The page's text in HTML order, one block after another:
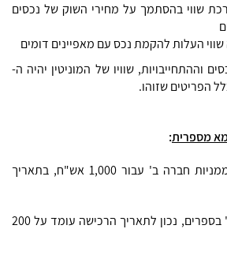
שווי בהסתמך על מחירי השוק של נכסים
העלות להקמת נכס עם מאפיינים דומים
וההתחייבויות, שוויו של המוניטין יהיה ה-
מספרית:
חברה א' רכשה 100% ממניות חברה ב' עבור 1,000 אש"ח, בתאריך
הונה העצמי של חברה ב' בספרים, נכון לתאריך הרכישה עומד על 200